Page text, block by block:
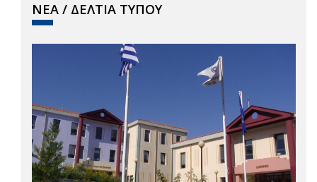
ΝΕΑ / ΔΕΛΤΙΑ ΤΥΠΟΥ